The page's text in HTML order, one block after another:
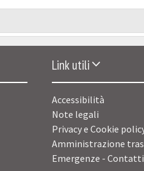
Link utili
Accessibilità
Note legali
Privacy e Cookie
Amministrazione
Emergenze - Contatti